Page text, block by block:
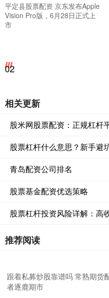
平定县股票配资 京东发布Apple
Vision Pro版，6月28日正式上
市
02
相关更新
股米网股票配资：正规杠杆
股票杠杆什么意思？新手避
青岛配资公司排名
股票基金配资优选策略
股票杠杆投资风险详解：高
推荐阅读
跟着私募炒股靠谱吗 常熟期货
者逐鹿期市